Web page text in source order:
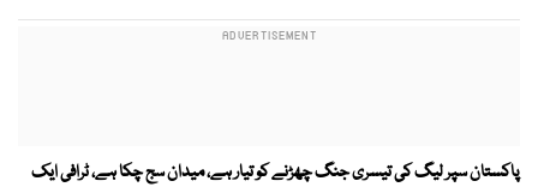
پاکستان سپر لیگ کی تیسری جنگ چھڑنے کو تیار ہے، میدان سج چکا ہے، ٹرافی ایک